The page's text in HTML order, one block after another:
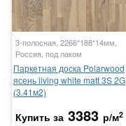
3-полосная, 2266*188*14мм,
Россия, под лаком
Паркетная доска Polarwood
ясень living white matt 3S 2G
(3.41м2)
Купить за 3383 р/м2